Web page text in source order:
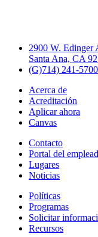
2900 W. Edinger
Santa Ana, CA
(G)714) 241-5700
Acerca de
Acreditación
Aplicar ahora
Canvas
Contacto
Portal del
Lugares
Noticias
Políticas
Programas
Solicitar
Recursos